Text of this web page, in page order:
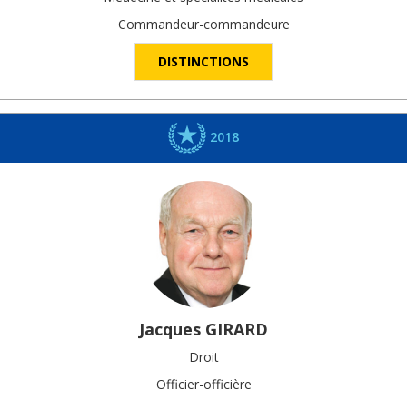
Commandeur-commandeure
DISTINCTIONS
2018
Jacques GIRARD
Droit
Officier-officière